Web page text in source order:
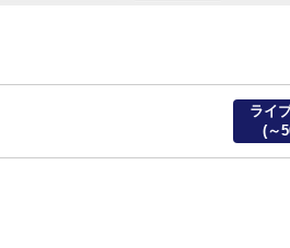
ライ
(～